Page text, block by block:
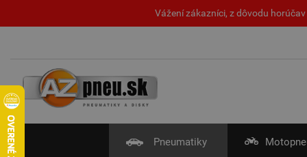
Vážení zákazníci, z dôvodu
Pneumatiky